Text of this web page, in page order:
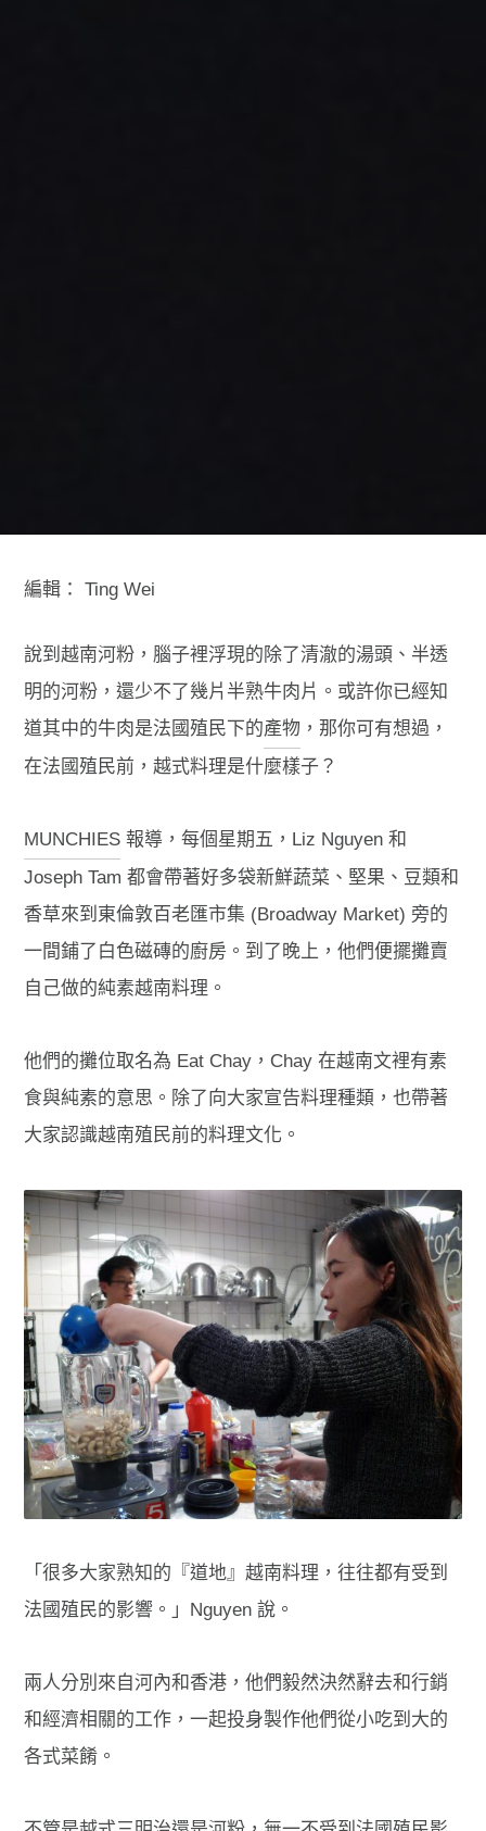
編輯：Ting Wei
說到越南河粉，腦子裡浮現的除了清澈的湯頭、半透
明的河粉，還少不了幾片半熟牛肉片。或許你已經知
道其中的牛肉是法國殖民下的產物 ，那你可有想過，
在法國殖民前，越式料理是什麼樣子？
MUNCHIES 報導，每個星期五，Liz Nguyen 和
Joseph Tam 都會帶著好多袋新鮮蔬菜、堅果、豆類和
香草來到東倫敦百老匯市集 (Broadway Market) 旁的
一間鋪了白色磁磚的廚房。到了晚上，他們便擺攤賣
自己做的純素越南料理。
他們的攤位取名為 Eat Chay，Chay 在越南文裡有素
食與純素的意思。除了向大家宣告料理種類，也帶著
大家認識越南殖民前的料理文化。
「很多大家熟知的『道地』越南料理，往往都有受到
法國殖民的影響。」Nguyen 說。
兩人分別來自河內和香港，他們毅然決然辭去和行銷
和經濟相關的工作，一起投身製作他們從小吃到大的
各式菜餚。